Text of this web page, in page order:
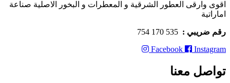
اقوى وارقى العطور الشرقية و المعطرات و البخور الاصلية صناعة
اماراتية
رقم ضريبي :
Facebook
Instagram
تواصل معنا